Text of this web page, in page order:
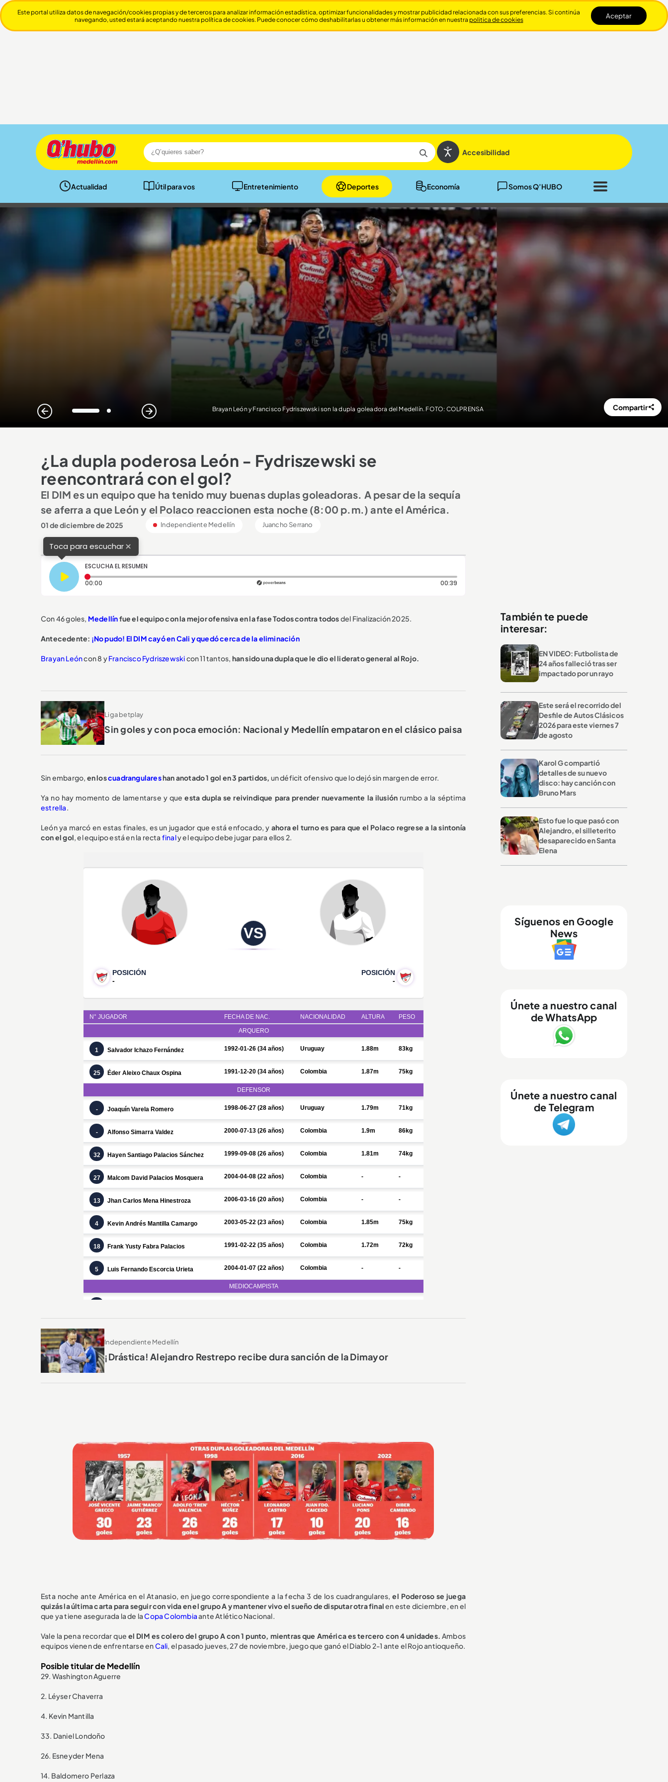
Accesibilidad
Actualidad Útil para vos Entretenimiento Deportes Economía Somos Q’HUBO
Cerrar
Brayan León y Francisco Fydriszewski son la dupla goleadora del Medellín. FOTO: COLPRENSA
1 2
Compartir
¿La dupla poderosa León - Fydriszewski se
reencontrará con el gol?
El DIM es un equipo que ha tenido muy buenas duplas goleadoras. A pesar de la sequía
se aferra a que León y el Polaco reaccionen esta noche (8:00 p.m.) ante el América.
01 de diciembre de 2025 Independiente Medellín Juancho Serrano
Toca para escuchar×
ESCUCHA EL RESUMEN
00:00
00:39Duración: 39 segundos
Con 46 goles, Medellínfue el equipo con la mejor ofensiva en la fase Todos contra todosdel Finalización 2025.
Antecedente: ¡No pudo! El DIM cayó en Cali y quedó cerca de la eliminación
Brayan Leóncon 8 yFrancisco Fydriszewskicon 11 tantos, han sido una dupla que le dio el liderato general al Rojo.
Liga betplay
Sin goles y con poca emoción: Nacional y Medellín empataron en el clásico paisa
Sin embargo, en loscuadrangulareshan anotado 1 gol en 3 partidos, un déficit ofensivo que lo dejó sin margen de error.
Ya no hay momento de lamentarse y queesta dupla se reivindique para prender nuevamente la ilusión rumbo a la séptima
estrella.
León ya marcó en estas finales, es un jugador que está enfocado, y ahora el turno es para que el Polaco regrese a la sintonía
con el gol, el equipo está en la recta finaly el equipo debe jugar para ellos 2.
Independiente Medellín
¡Drástica! Alejandro Restrepo recibe dura sanción de la Dimayor
Esta noche ante América en el Atanasio, en juego correspondiente a la fecha 3 de los cuadrangulares,el Poderoso se juega
quizás la última carta para seguir con vida en el grupo A y mantener vivo el sueño de disputar otra finalen este diciembre, en el
que ya tiene asegurada la de laCopa Colombiaante Atlético Nacional.
Vale la pena recordar que el DIM es colero del grupo A con 1 punto, mientras que América es tercero con 4 unidades. Ambos
equipos vienen de enfrentarse enCali, el pasado jueves, 27 de noviembre, juego que ganó el Diablo 2-1 ante el Rojo antioqueño.
Posible titular de Medellín
29. Washington Aguerre
2. Léyser Chaverra
4. Kevin Mantilla
33. Daniel Londoño
26. Esneyder Mena
14. Baldomero Perlaza
También te puede
interesar:
EN VIDEO: Futbolista de
24 años falleció tras ser
impactado por un rayo
Este será el recorrido del
Desfile de Autos Clásicos
2026 para este viernes 7
de agosto
Karol G compartió
detalles de su nuevo
disco: hay canción con
Bruno Mars
Esto fue lo que pasó con
Alejandro, el silleterito
desaparecido en Santa
Elena
Síguenos en Google
News
Únete a nuestro canal
de WhatsApp
Únete a nuestro canal
de Telegram
Este portal utiliza datos de navegación/cookies propias y de terceros para analizar información estadística, optimizar funcionalidades y mostrar publicidad relacionada con sus preferencias. Si continúa
navegando, usted estará aceptando nuestra política de cookies. Puede conocer cómo deshabilitarlas u obtener más información en nuestra politica de cookies Aceptar